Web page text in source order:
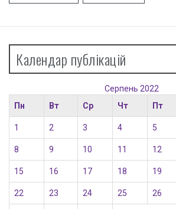
Календар публікацій
Серпень 2022
Пн
Вт Ср Чт Пт
1 2 3 4 5
8 9 10 11 12
15 16 17 18 19
22 23 24 25 26